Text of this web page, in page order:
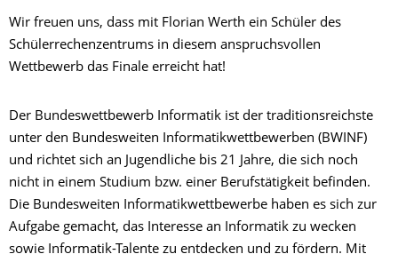
Wir freuen uns, dass mit Florian Werth ein Schüler des
Schülerrechenzentrums in diesem anspruchsvollen
Wettbewerb das Finale erreicht hat!
Der Bundeswettbewerb Informatik ist der traditionsreichste
unter den Bundesweiten Informatikwettbewerben (BWINF)
und richtet sich an Jugendliche bis 21 Jahre, die sich noch
nicht in einem Studium bzw. einer Berufstätigkeit befinden.
Die Bundesweiten Informatikwettbewerbe haben es sich zur
Aufgabe gemacht, das Interesse an Informatik zu wecken
sowie Informatik-Talente zu entdecken und zu fördern. Mit